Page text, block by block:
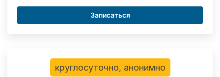
Записаться
круглосуточно, анонимно